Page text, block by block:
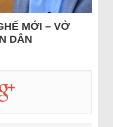
MỚI – VỞ
DÂN